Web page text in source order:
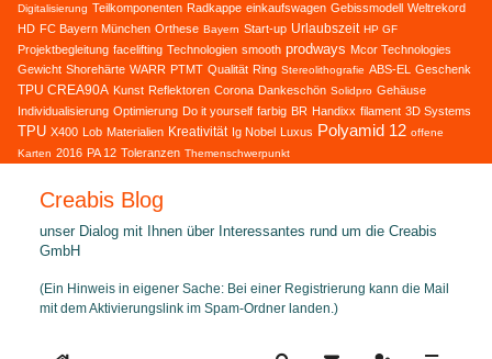
Digitalisierung Teilkomponenten Radkappe einkaufswagen Gebissmodell Weltrekord
HD FC Bayern München Orthese Bayern Start-up Urlaubszeit HP GF
Projektbegleitung facelifting Technologien smooth prodways Mcor Technologies
Gewicht Shorehärte WARR PTMT Qualität Ring Stereolithografie ABS-EL Geschenk
TPU CREA90A Kunst Reflektoren Corona Dankeschön Solidpro Gehäuse
Individualisierung Optimierung Do it yourself farbig BR Handixx filament 3D Systems
TPU X400 Lob Materialien Kreativität Ig Nobel Luxus Polyamid 12 offene
Karten 2016 PA 12 Toleranzen Themenschwerpunkt
Creabis Blog
unser Dialog mit Ihnen über Interessantes rund um die Creabis
GmbH
(Ein Hinweis in eigener Sache: Bei einer Registrierung kann die Mail
mit dem Aktivierungslink im Spam-Ordner landen.)